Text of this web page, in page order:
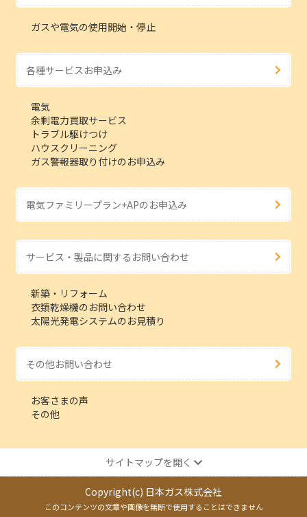
ガスや電気の使用開始・停止
各種サービスお申込み
電気
余剰電力買取サービス
トラブル駆けつけ
ハウスクリーニング
ガス警報器取り付けのお申込み
電気ファミリープラン+APのお申込み
サービス・製品に関するお問い合わせ
新築・リフォーム
衣類乾燥機のお問い合わせ
太陽光発電システムのお見積り
その他お問い合わせ
お客さまの声
その他
サイトマップを開く
Copyright(c) 日本ガス株式会社
このコンテンツの文章や画像を無断で使用することはできません